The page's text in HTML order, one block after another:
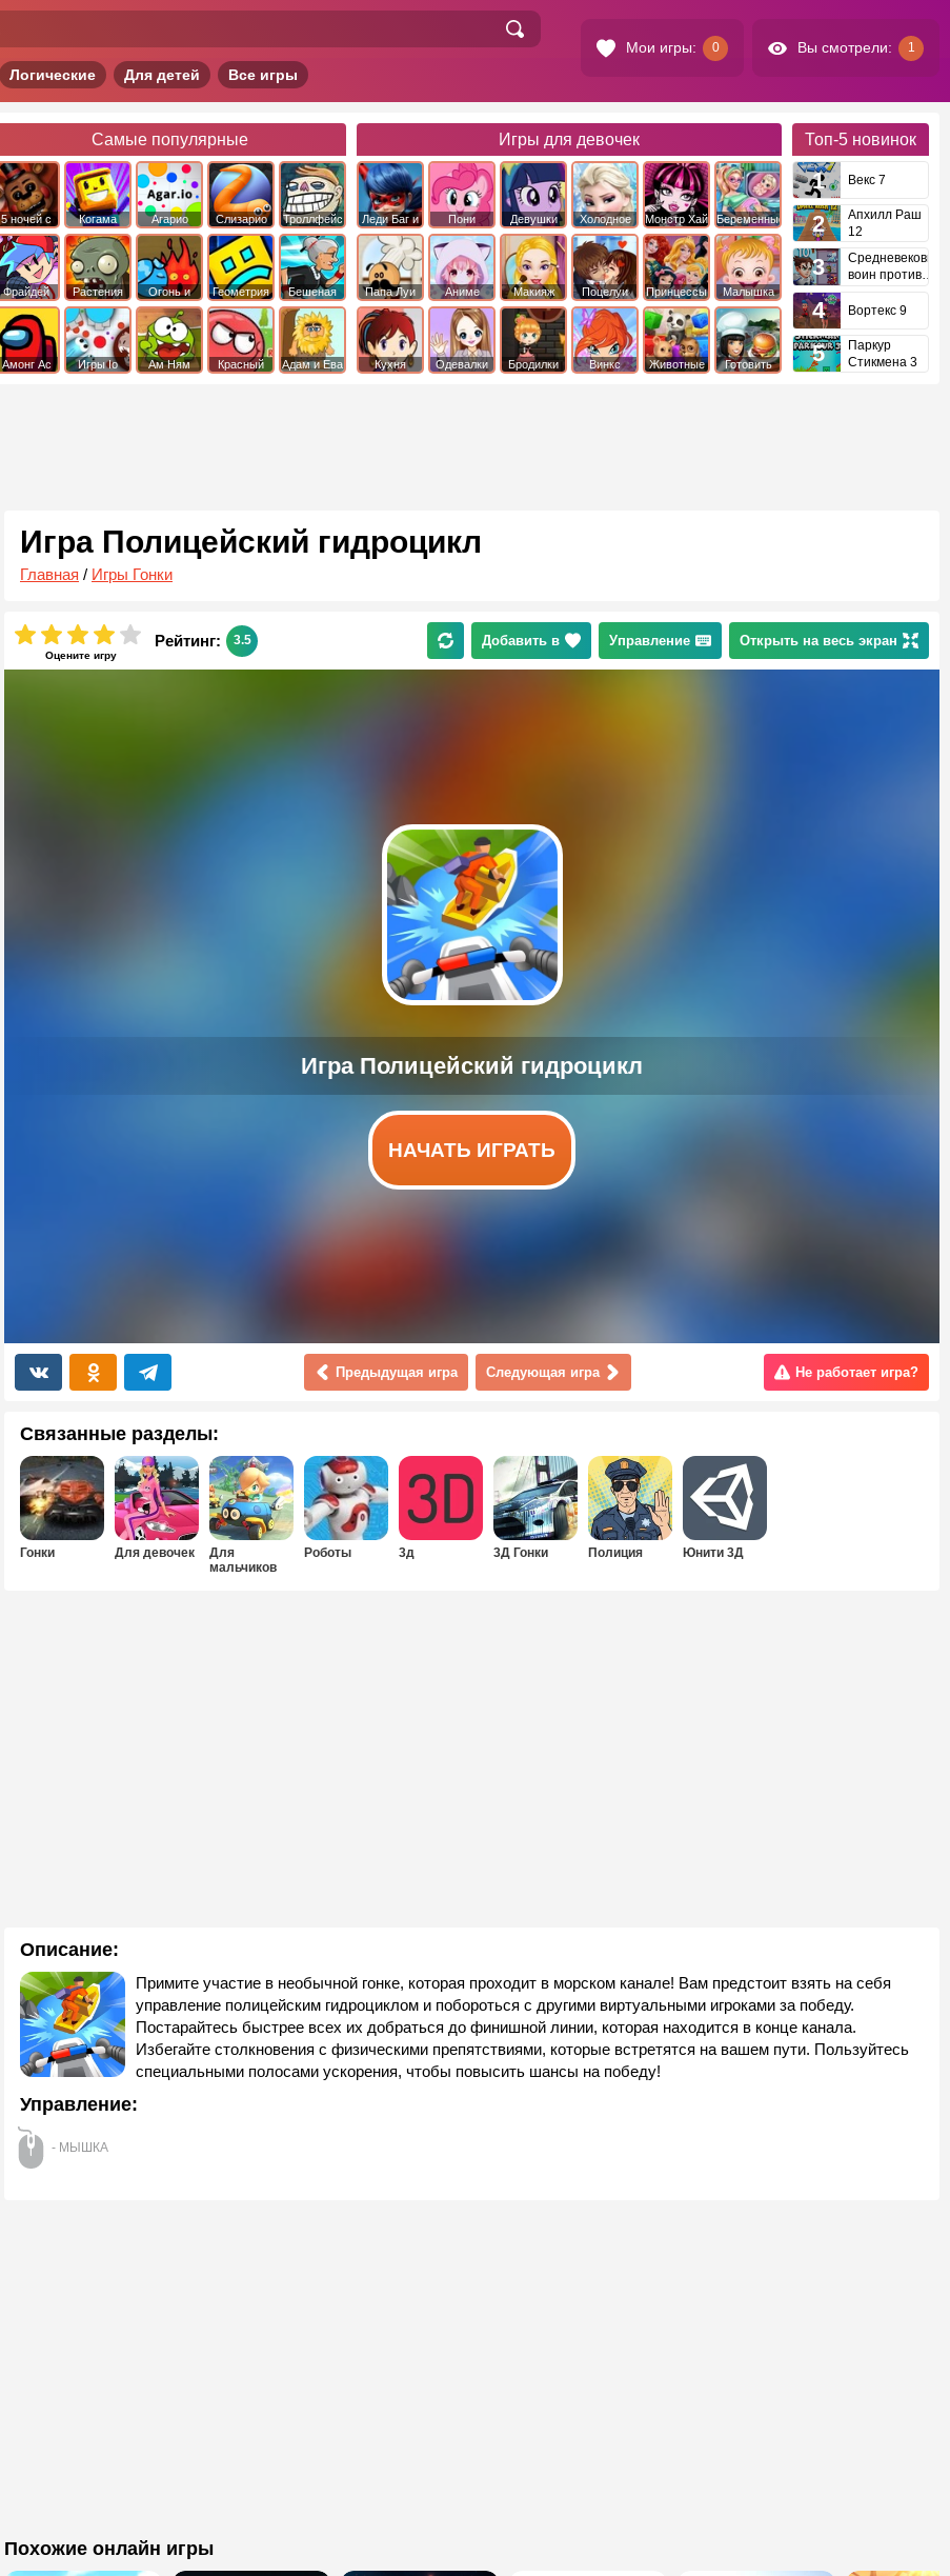
Мои игры: 0 Вы смотрели: 1
Логические Для детей Все игры
Самые популярные
5 ночей с
фредди
Когама Агарио Слизарио
Троллфейс
квест
Фрайдей
Найт
Фанкин
Растения
против
Зомби
Огонь и
Вода
Геометрия
Даш
Бешеная
бабка
сбежала из
психушки
Амонг Ас Игры Io Ам Ням
Красный
Адам и Ева
Игры для девочек
Леди Баг и
Супер Кот
Пони
Дружба это
Девушки
Эквестрии
Холодное
Сердце
Монстр Хай Беременные
Папа Луи Аниме Макияж Поцелуи
Принцессы
Диснея
Малышка
Хейзел
Кухня
Одевалки Бродилки Винкс Животные
Готовить
Топ-5 новинок
Векс 7
Апхилл Раш
12
Средневековый
воин против
Вортекс 9
Паркур
Стикмена 3
Игра Полицейский гидроцикл
Главная / Игры Гонки
Оцените игру
Рейтинг: 3.5 Добавить в Управление Открыть на весь экран
НАЧАТЬ ИГРАТЬ
Предыдущая игра Следующая игра Не работает игра?
Связанные разделы:
Гонки Для девочек
Для
мальчиков
Роботы 3д 3Д Гонки Полиция Юнити 3Д
Описание:
Примите участие в необычной гонке, которая проходит в морском канале! Вам предстоит взять на себя
управление полицейским гидроциклом и побороться с другими виртуальными игроками за победу.
Постарайтесь быстрее всех их добраться до финишной линии, которая находится в конце канала.
Избегайте столкновения с физическими препятствиями, которые встретятся на вашем пути. Пользуйтесь
специальными полосами ускорения, чтобы повысить шансы на победу!
Управление:
- МЫШКА
Похожие онлайн игры